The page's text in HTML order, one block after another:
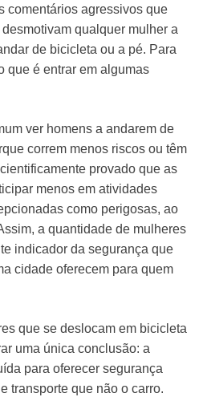
comentários agressivos que
qualquer mulher a
de bicicleta ou a pé. Para
que é entrar em algumas
ver homens a andarem de
correm menos riscos ou têm
provado que as
menos em atividades
como perigosas, ao
a quantidade de mulheres
indicador da segurança que
cidade oferecem para quem
que se deslocam em bicicleta
uma única conclusão: a
para oferecer segurança
transporte que não o carro.